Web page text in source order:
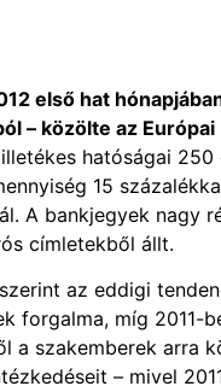
első hat
– közölte az
hatóságai
15
A bankjegyek nagy
címletekből állt.
az eddigi
forgalma, míg 2011-
a szakemberek arra
– mivel